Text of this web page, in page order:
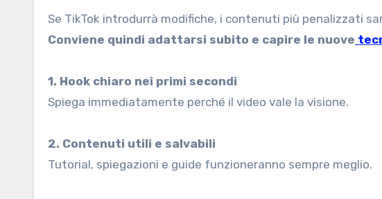
Se TikTok introdurrà modifiche, i contenuti più penalizzati
Conviene quindi adattarsi subito e capire le nuove
1. Hook chiaro nei primi secondi
Spiega immediatamente perché il video vale la visione.
2. Contenuti utili e salvabili
Tutorial, spiegazioni e guide funzioneranno sempre meglio.